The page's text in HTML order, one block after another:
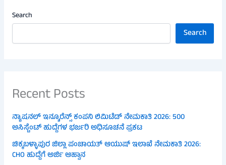
Search
Search
Recent Posts
ನ್ಯಾಷನಲ್ ಇನ್ಶೂರೆನ್ಸ್ ಕಂಪನಿ ಲಿಮಿಟೆಡ್ ನೇಮಕಾತಿ 2026: 500
ಅಸಿಸ್ಟೆಂಟ್ ಹುದ್ದೆಗಳ ಭರ್ಜರಿ ಅಧಿಸೂಚನೆ ಪ್ರಕಟ
ಚಿಕ್ಕಬಳ್ಳಾಪುರ ಜಿಲ್ಲಾ ಪಂಚಾಯತ್ ಆಯುಷ್ ಇಲಾಖೆ ನೇಮಕಾತಿ 2026:
CHO ಹುದ್ದೆಗೆ ಅರ್ಜಿ ಆಹ್ವಾನ